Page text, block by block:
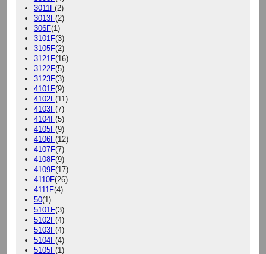
3011F(2)
3013F(2)
306F(1)
3101F(3)
3105F(2)
3121F(16)
3122F(5)
3123F(3)
4101F(9)
4102F(11)
4103F(7)
4104F(5)
4105F(9)
4106F(12)
4107F(7)
4108F(9)
4109F(17)
4110F(26)
4111F(4)
50(1)
5101F(3)
5102F(4)
5103F(4)
5104F(4)
5105F(1)